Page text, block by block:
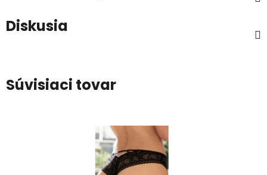
Diskusia
Súvisiaci tovar